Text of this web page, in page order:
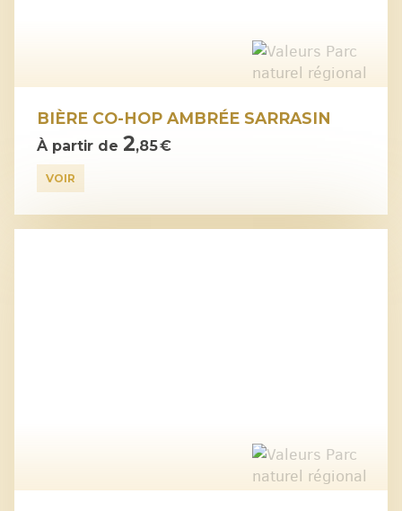
BIÈRE CO-HOP AMBRÉE SARRASIN
À partir de 2,85 €
VOIR